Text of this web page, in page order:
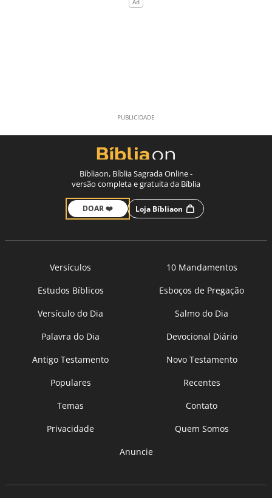
Bíbliaon, Bíblia Sagrada Online -
versão completa e gratuita da Bíblia
DOAR ❤️ Loja Bíbliaon
Versículos
10 Mandamentos
Estudos Bíblicos
Esboços de Pregação
Versículo do Dia
Salmo do Dia
Palavra do Dia
Devocional Diário
Antigo Testamento
Novo Testamento
Populares
Recentes
Temas
Contato
Privacidade
Quem Somos
Anuncie